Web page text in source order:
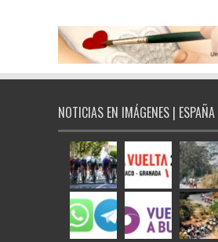
NOTICIAS EN IMÁGENES | ESPAÑA